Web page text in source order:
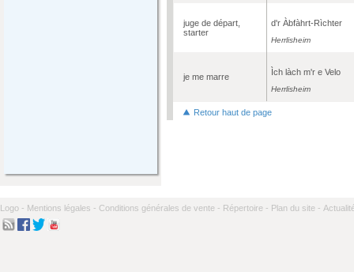
juge de départ,
starter
d'r Àbfàhrt-Rìchter
Herrlisheim
je me marre Ìch làch m'r e Velo
Herrlisheim
Retour haut de page
Logo - Mentions légales - Conditions générales de vente - Répertoire - Plan du site -